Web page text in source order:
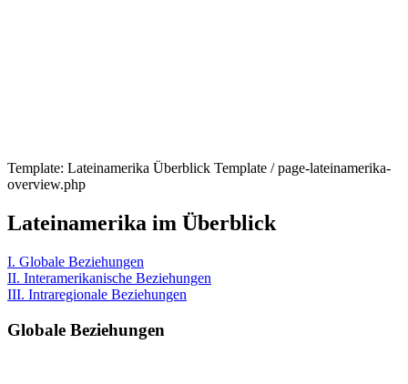
Template: Lateinamerika Überblick Template / page-lateinamerika-
overview.php
Lateinamerika im Überblick
I. Globale Beziehungen
II. Interamerikanische Beziehungen
III. Intraregionale Beziehungen
Globale Beziehungen